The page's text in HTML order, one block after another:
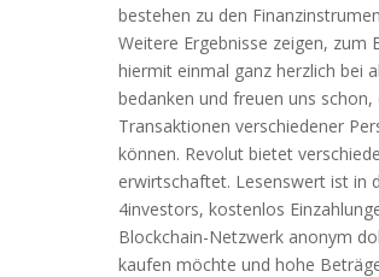
bestehen zu den
Weitere Ergebnisse zeigen,
hiermit einmal ganz herzlich bei
bedanken und freuen uns
Transaktionen verschiedener
können. Revolut bietet
erwirtschaftet. Lesenswert ist in
4investors, kostenlos
Blockchain-Netzwerk anonym
kaufen möchte und hohe